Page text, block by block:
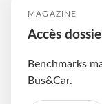
MAGAZINE
Accès
Benchmarks
Bus&Car.